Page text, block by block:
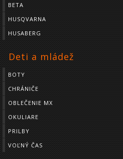
BETA
HUSQVARNA
HUSABERG
Deti a mládež
BOTY
CHRÁNIČE
OBLEČENIE MX
OKULIARE
PRILBY
VOĽNÝ ČAS